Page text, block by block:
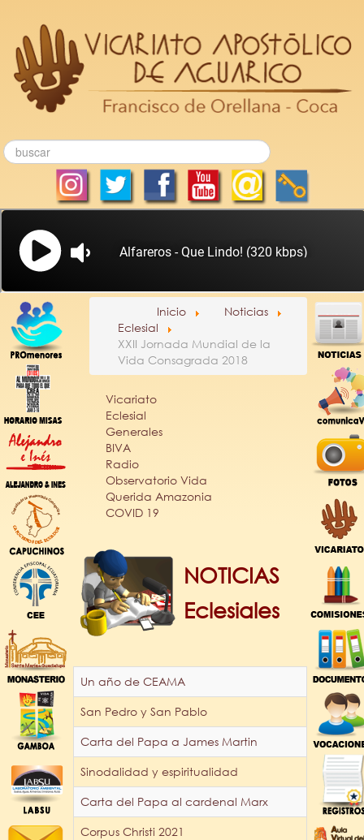
Inicio
Noticias
Eclesial
XXII Jornada Mundial de la
Vida Consagrada 2018
Vicariato
Eclesial
Generales
BIVA
Radio
Observatorio Vida
Querida Amazonia
COVID 19
NOTICIAS
Eclesiales
Un año de CEAMA
San Pedro y San Pablo
Carta del Papa a James Martin
Sinodalidad y espiritualidad
Carta del Papa al cardenal Marx
Corpus Christi 2021